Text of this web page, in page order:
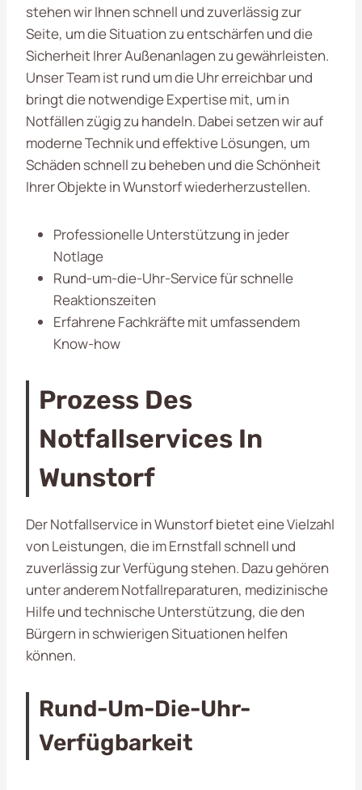
stehen wir Ihnen schnell und zuverlässig zur
Seite, um die Situation zu entschärfen und die
Sicherheit Ihrer Außenanlagen zu gewährleisten.
Unser Team ist rund um die Uhr erreichbar und
bringt die notwendige Expertise mit, um in
Notfällen zügig zu handeln. Dabei setzen wir auf
moderne Technik und effektive Lösungen, um
Schäden schnell zu beheben und die Schönheit
Ihrer Objekte in Wunstorf wiederherzustellen.
Professionelle Unterstützung in jeder
Notlage
Rund-um-die-Uhr-Service für schnelle
Reaktionszeiten
Erfahrene Fachkräfte mit umfassendem
Know-how
Prozess Des
Notfallservices In
Wunstorf
Der Notfallservice in Wunstorf bietet eine Vielzahl
von Leistungen, die im Ernstfall schnell und
zuverlässig zur Verfügung stehen. Dazu gehören
unter anderem Notfallreparaturen, medizinische
Hilfe und technische Unterstützung, die den
Bürgern in schwierigen Situationen helfen
können.
Rund-Um-Die-Uhr-
Verfügbarkeit